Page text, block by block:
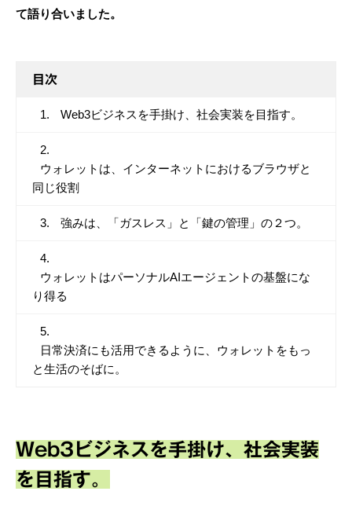
て語り合いました。
目次
Web3ビジネスを手掛け、社会実装を目指す。
ウォレットは、インターネットにおけるブラウザと
同じ役割
強みは、「ガスレス」と「鍵の管理」の２つ。
ウォレットはパーソナルAIエージェントの基盤にな
り得る
日常決済にも活用できるように、ウォレットをもっ
と生活のそばに。
Web3ビジネスを手掛け、社会実装
を目指す。